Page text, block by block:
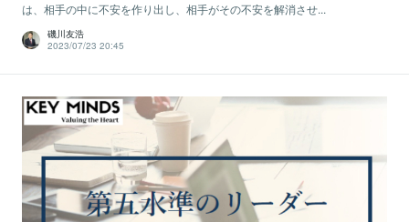
は、相手の中に不安を作り出し、相手がその不安を解消させ...
磯川友浩
2023/07/23 20:45